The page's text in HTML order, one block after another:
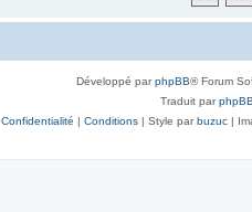
Développé parphpBB® Forum
Traduit par
Confidentialité | Conditions| Style parbuzuc|